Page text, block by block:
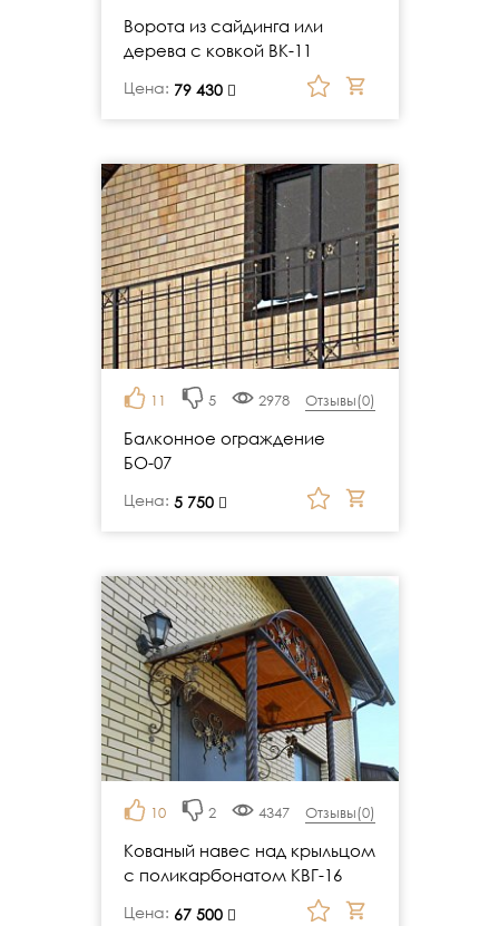
Ворота из сайдинга или
дерева с ковкой ВК-11
Цена: 79 430
руб.
11 5 2978 Отзывы(0)
Балконное ограждение
БО-07
Цена: 5 750
руб.
10 2 4347 Отзывы(0)
Кованый навес над крыльцом
с поликарбонатом КВГ-16
Цена: 67 500
руб.